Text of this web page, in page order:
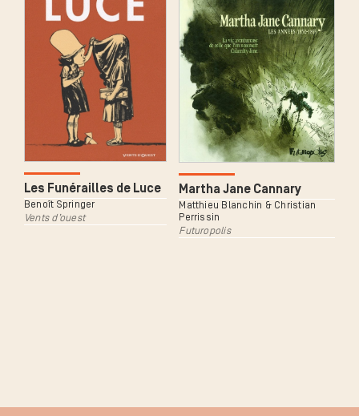
Les Funérailles de Luce
Benoît Springer
Vents d’ouest
Martha Jane Cannary
Matthieu Blanchin & Christian
Perrissin
Futuropolis